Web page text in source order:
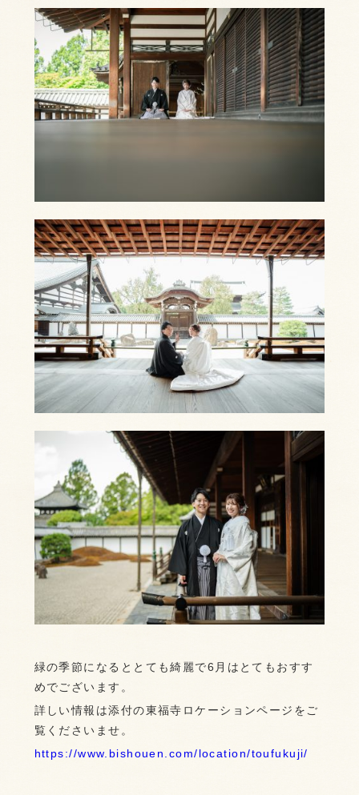
緑の季節になるととても綺麗で6月はとてもおすす
めでございます。
詳しい情報は添付の東福寺ロケーションページをご
覧くださいませ。
https://www.bishouen.com/location/toufukuji/